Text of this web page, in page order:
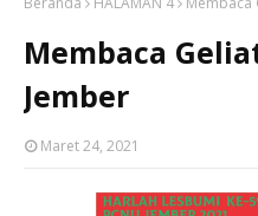
Membaca
Jember
Maret 24, 2021